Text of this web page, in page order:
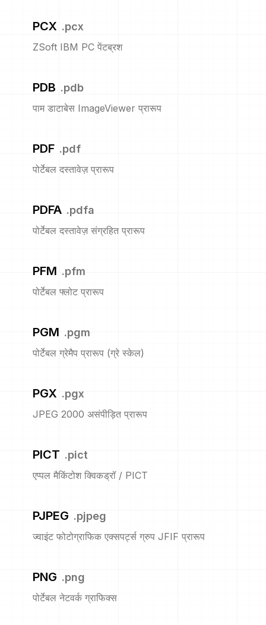
PCX .pcx
ZSoft IBM PC पेंटब्रश
PDB .pdb
पाम डाटाबेस ImageViewer प्रारूप
PDF .pdf
पोर्टेबल दस्तावेज़ प्रारूप
PDFA .pdfa
पोर्टेबल दस्तावेज़ संग्रहित प्रारूप
PFM .pfm
पोर्टेबल फ्लोट प्रारूप
PGM .pgm
पोर्टेबल ग्रेमैप प्रारूप (ग्रे स्केल)
PGX .pgx
JPEG 2000 असंपीड़ित प्रारूप
PICT .pict
एप्पल मैकिंटोश क्विकड्रॉ / PICT
PJPEG .pjpeg
ज्वाइंट फोटोग्राफिक एक्सपर्ट्स ग्रुप JFIF प्रारूप
PNG .png
पोर्टेबल नेटवर्क ग्राफिक्स